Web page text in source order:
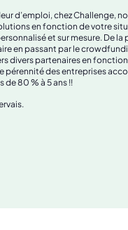
d’emploi, chez Challenge,
en fonction de votre
et sur mesure. De la
en passant par le
divers partenaires en
pérennité des entreprises
de 80 % à 5 ans !!